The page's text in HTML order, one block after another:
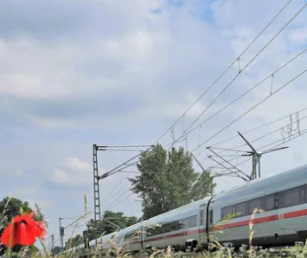
unserer
Datenschutzerklärung.
Do:
09:00-17:00 Uhr
09:00-15:00 Uhr
So:
geschlossen